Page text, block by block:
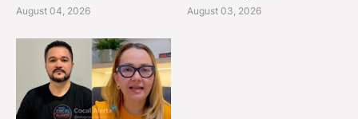
August 04, 2026 August 03, 2026